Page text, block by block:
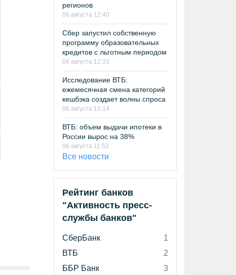
регионов
06 августа 12:40
Сбер запустил собственную
программу образовательных
кредитов с льготным периодом
06 августа 12:33
Исследование ВТБ:
ежемесячная смена категорий
кешбэка создает волны спроса
06 августа 12:14
ВТБ: объем выдачи ипотеки в
России вырос на 38%
06 августа 11:52
Все новости
Рейтинг банков
"Активность пресс-
службы банков"
СберБанк
1
ВТБ
2
ББР Банк
3